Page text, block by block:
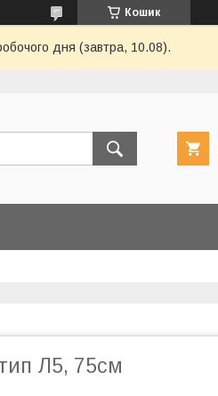
Кошик
дня (завтра, 10.08).
Л5, 75см